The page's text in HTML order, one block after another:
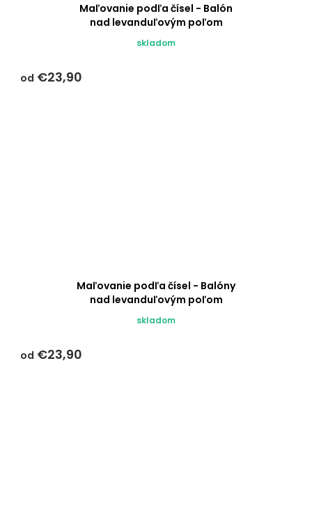
Maľovanie podľa čísel - Balón
nad levanduľovým poľom
skladom
od €23,90
Maľovanie podľa čísel - Balóny
nad levanduľovým poľom
skladom
od €23,90